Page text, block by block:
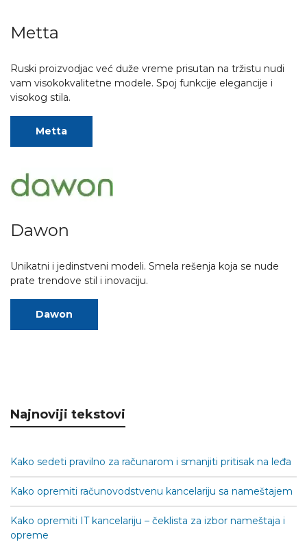
Metta
Ruski proizvodjac već duže vreme prisutan na tržistu nudi
vam visokokvalitetne modele. Spoj funkcije elegancije i
visokog stila.
Metta
Dawon
Unikatni i jedinstveni modeli. Smela rešenja koja se nude
prate trendove stil i inovaciju.
Dawon
Najnoviji tekstovi
Kako sedeti pravilno za računarom i smanjiti pritisak na leđa
Kako opremiti računovodstvenu kancelariju sa nameštajem
Kako opremiti IT kancelariju – čeklista za izbor nameštaja i
opreme